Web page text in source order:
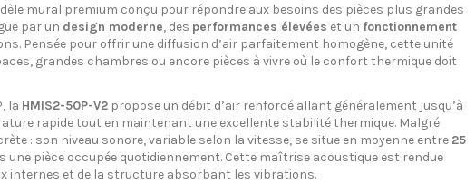
mural premium conçu pour répondre aux besoins des pièces plus grandes
par un design moderne, des performances élevées et un fonctionnement
Pensée pour offrir une diffusion d’air parfaitement homogène, cette unité
grandes chambres ou encore pièces à vivre où le confort thermique doit
la HMIS2-50P-V2propose un débit d’air renforcé allant généralement jusqu’à
rapide tout en maintenant une excellente stabilité thermique. Malgré
: son niveau sonore, variable selon la vitesse, se situe en moyenne entre 25
une pièce occupée quotidiennement. Cette maîtrise acoustique est rendue
internes et de la structure absorbant les vibrations.